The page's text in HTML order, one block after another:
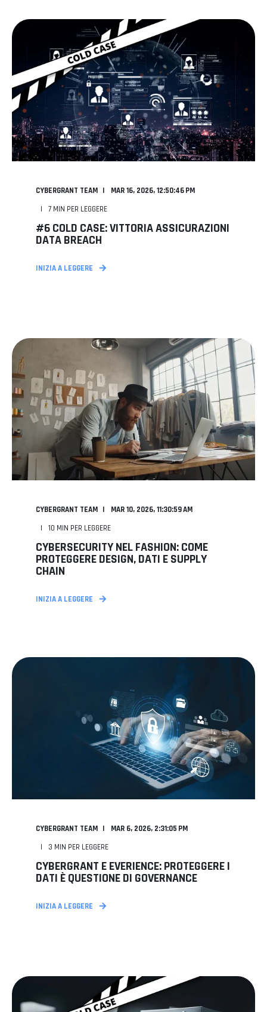
CYBERGRANT TEAM
MAR 16, 2026, 12:50:46 PM
7 MIN PER LEGGERE
#6 COLD CASE: VITTORIA ASSICURAZIONI
DATA BREACH
INIZIA A LEGGERE
CYBERGRANT TEAM
MAR 10, 2026, 11:30:59 AM
10 MIN PER LEGGERE
CYBERSECURITY NEL FASHION: COME
PROTEGGERE DESIGN, DATI E SUPPLY
CHAIN
INIZIA A LEGGERE
CYBERGRANT TEAM
MAR 6, 2026, 2:31:05 PM
3 MIN PER LEGGERE
CYBERGRANT E EVERIENCE: PROTEGGERE I
DATI È QUESTIONE DI GOVERNANCE
INIZIA A LEGGERE